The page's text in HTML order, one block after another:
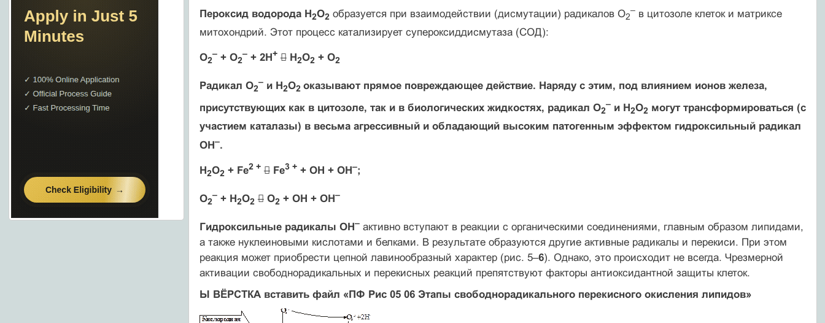
Пероксид водорода H2О2 образуется при взаимодействии (дисмутации) радикалов O2
–в цитозоле клеток и матриксе
митохондрий. Этот процесс катализирует супероксиддисмутаза (СОД):
O2
–+ O2
–+ 2H+ H2O2 + O2
Радикал O2
–и H2O2 оказывают прямое повреждающее действие. Наряду с этим, под влиянием ионов железа,
присутствующих как в цитозоле, так и в биологических жидкостях, радикал O2
–и H2O2 могут трансформироваться (с
участием каталазы) в весьма агрессивный и обладающий высоким патогенным эффектом гидроксильный радикал
OH–.
H2O2 + Fe2 + Fe3 ++ OH + OH–;
O2
–+ H2O2 O2 + OH + OH–
Гидроксильные радикалы OH–активно вступают в реакции с органическими соединениями, главным образом липидами,
а также нуклеиновыми кислотами и белками. В результате образуются другие активные радикалы и перекиси. При этом
реакция может приобрести цепной лавинообразный характер (рис. 5–6). Однако, это происходит не всегда. Чрезмерной
активации свободнорадикальных и перекисных реакций препятствуют факторы антиоксидантной защиты клеток.
Ы ВЁРСТКА вставить файл «ПФ Рис 05 06Этапы свободнорадикального перекисного окисления липидов»